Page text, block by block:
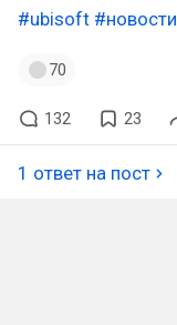
#ubisoft #новости
70
132 23
1 ответ на пост